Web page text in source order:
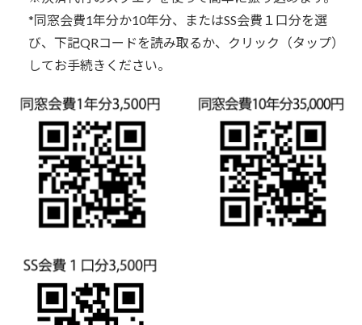
*同窓会費1年分か10年分、またはSS会費１口分を選
び、下記QRコードを読み取るか、クリック（タップ）
してお手続きください。